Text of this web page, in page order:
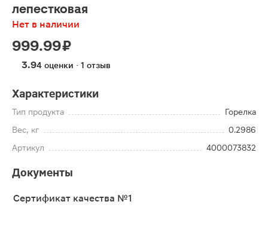
лепестковая
Нет в наличии
999.99 ₽
3.94 оценки · 1 отзыв
Характеристики
Тип продукта
Горелка
Вес, кг
0.2986
Артикул
4000073832
Документы
Сертификат качества №1